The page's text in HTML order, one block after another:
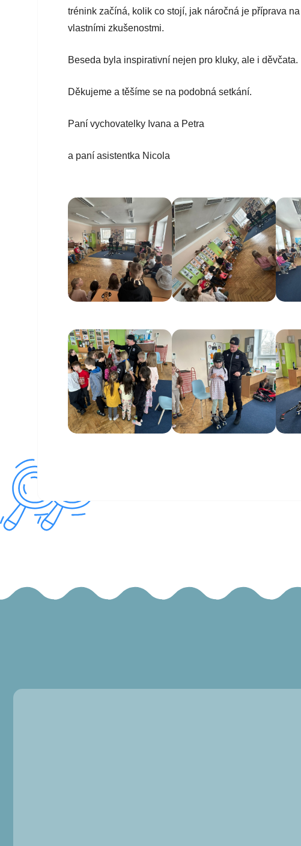
trénink začíná, kolik co stojí, jak náročná je příprava
vlastními zkušenostmi.
Beseda byla inspirativní nejen pro kluky, ale i děvčata.
Děkujeme a těšíme se na podobná setkání.
Paní vychovatelky Ivana a Petra
a paní asistentka Nicola